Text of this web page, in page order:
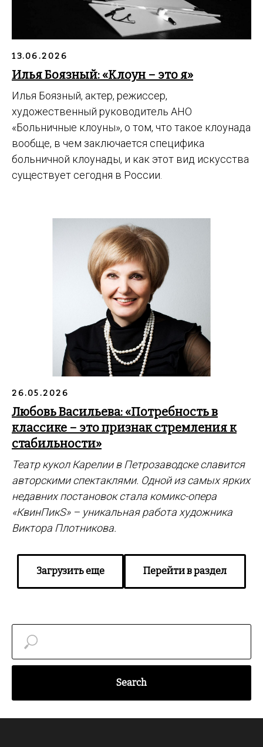
13.06.2026
Илья Боязный: «Клоун – это я»
Илья Боязный, актер, режиссер,
художественный руководитель АНО
«Больничные клоуны», о том, что такое клоунада
вообще, в чем заключается специфика
больничной клоунады, и как этот вид искусства
существует сегодня в России.
26.05.2026
Любовь Васильева: «Потребность в
классике – это признак стремления к
стабильности»
Театр кукол Карелии в Петрозаводске славится
авторскими спектаклями. Одной из самых ярких
недавних постановок стала комикс-опера
«КвинПикS» – уникальная работа художника
Виктора Плотникова.
Загрузить еще Перейти в раздел
Search